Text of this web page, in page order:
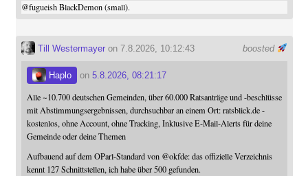
@fugueishBlackDemon (small).
boosted
Till Westermayeron 7.8.2026, 10:12:43
Haplo on 5.8.2026, 08:21:17
Alle ~10.700 deutschen Gemeinden, über 60.000 Ratsanträge und -beschlüsse
mit Abstimmungsergebnissen, durchsuchbar an einem Ort: ratsblick.de -
kostenlos, ohne Account, ohne Tracking, Inklusive E-Mail-Alerts für deine
Gemeinde oder deine Themen
Aufbauend auf dem OParl-Standard von @okfde: das offizielle Verzeichnis
kennt 127 Schnittstellen, ich habe über 500 gefunden.